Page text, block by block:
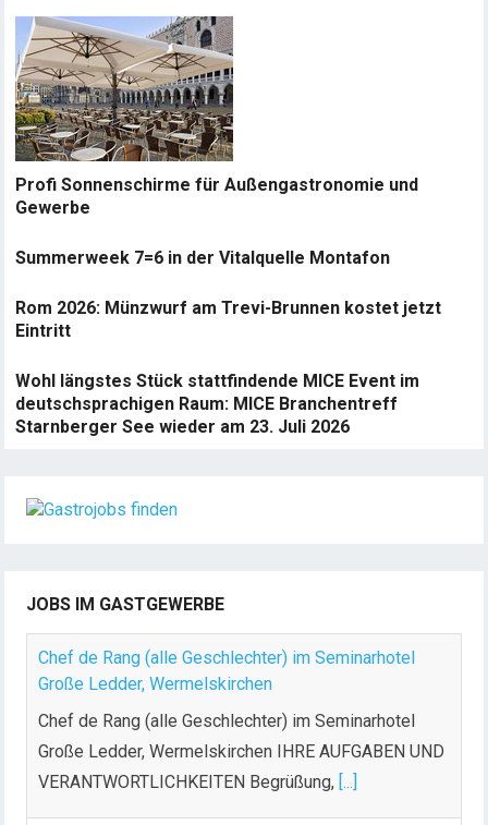
Profi Sonnenschirme für Außengastronomie und
Gewerbe
Summerweek 7=6 in der Vitalquelle Montafon
Rom 2026: Münzwurf am Trevi-Brunnen kostet jetzt
Eintritt
Wohl längstes Stück stattfindende MICE Event im
deutschsprachigen Raum: MICE Branchentreff
Starnberger See wieder am 23. Juli 2026
JOBS IM GASTGEWERBE
Chef de Rang (alle Geschlechter) im Seminarhotel
Große Ledder, Wermelskirchen
Chef de Rang (alle Geschlechter) im Seminarhotel
Große Ledder, Wermelskirchen IHRE AUFGABEN UND
VERANTWORTLICHKEITEN Begrüßung, [...]